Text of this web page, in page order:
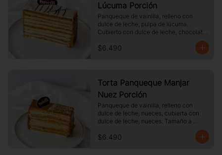
Lúcuma Porción
Panqueque de vainilla, relleno con
dulce de leche, pulpa de lúcuma.
Cubierto con dulce de leche, chocolate
$6.490
Torta Panqueque Manjar
Nuez Porción
Panqueque de vainilla, relleno con
dulce de leche, nueces, cubierta con
dulce de leche, nueces. Tamaño a
$6.490